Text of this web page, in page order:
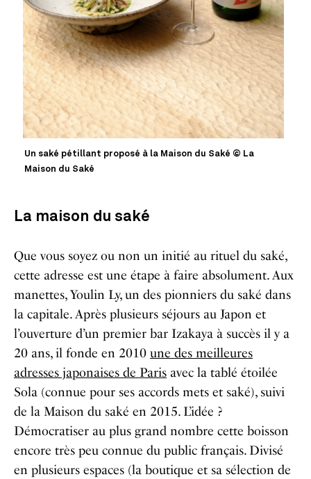
Un saké pétillant proposé à la Maison du Saké © La
Maison du Saké
La maison du saké
Que vous soyez ou non un initié au rituel du saké,
cette adresse est une étape à faire absolument. Aux
manettes, Youlin Ly, un des pionniers du saké dans
la capitale. Après plusieurs séjours au Japon et
l’ouverture d’un premier bar Izakaya à succès il y a
20 ans, il fonde en 2010 une des meilleures
adresses japonaises de Paris avec la tablé étoilée
Sola (connue pour ses accords mets et saké), suivi
de la Maison du saké en 2015. L’idée ?
Démocratiser au plus grand nombre cette boisson
encore très peu connue du public français. Divisé
en plusieurs espaces (la boutique et sa sélection de